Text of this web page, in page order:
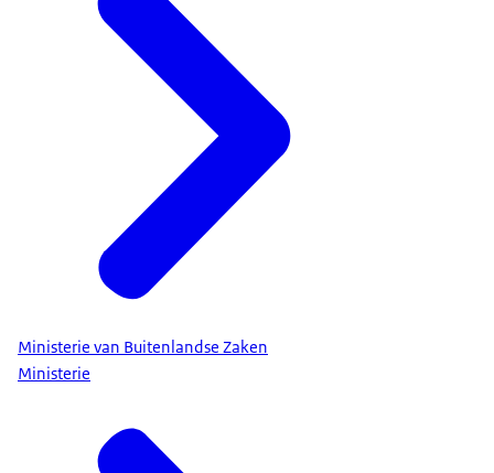
Ministerie van Buitenlandse Zaken
Ministerie